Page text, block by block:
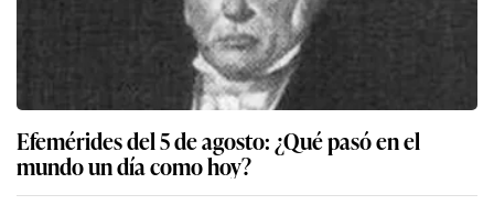
Efemérides del 5 de agosto: ¿Qué pasó en el
mundo un día como hoy?